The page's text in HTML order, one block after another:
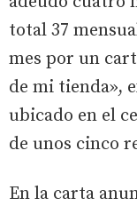
total 37
mes por un
de mi tienda»,
ubicado en el
de unos cinco
En la carta